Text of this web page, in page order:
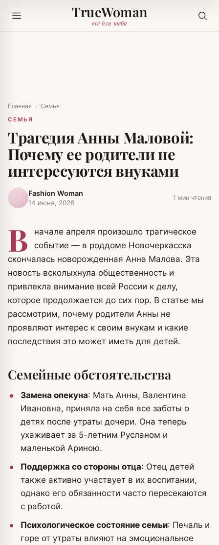
TrueWoman
все для тебя
Главная › Семья
СЕМЬЯ
Трагедия Анны Маловой:
Почему ее родители не
интересуются внуками
Fashion Woman
14 июня, 2026
1 мин чтения
В
начале апреля произошло трагическое
событие — в роддоме Новочеркасска
скончалась новорожденная Анна Малова. Эта
новость всколыхнула общественность и
привлекла внимание всей России к делу,
которое продолжается до сих пор. В статье мы
рассмотрим, почему родители Анны не
проявляют интерес к своим внукам и какие
последствия это может иметь для детей.
Семейные обстоятельства
Замена опекуна: Мать Анны, Валентина
Ивановна, приняла на себя все заботы о
детях после утраты дочери. Она теперь
ухаживает за 5-летним Русланом и
маленькой Ариною.
Поддержка со стороны отца: Отец детей
также активно участвует в их воспитании,
однако его обязанности часто пересекаются
с работой.
Психологическое состояние семьи: Печаль и
горе от утраты влияют на эмоциональное